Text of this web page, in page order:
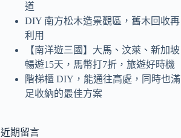
道
DIY 南方松木造景觀區，舊木回收再
利用
【南洋遊三國】大馬、汶萊、新加坡
暢遊15天，馬幣打7折，旅遊好時機
階梯櫃 DIY，能通往高處，同時也滿
足收納的最佳方案
近期留言